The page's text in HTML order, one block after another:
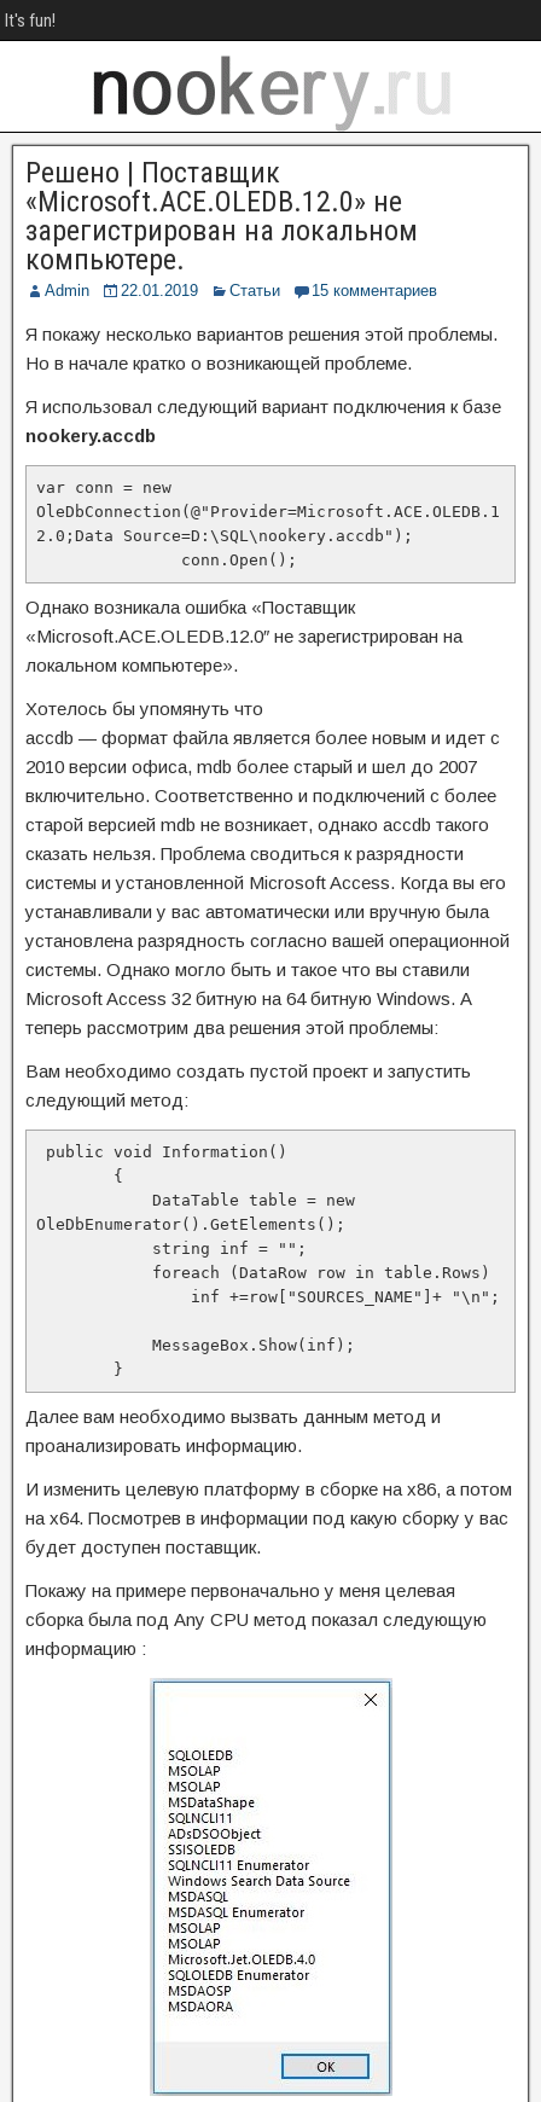
It's fun!
Решено | Поставщик
«Microsoft.ACE.OLEDB.12.0» не
зарегистрирован на локальном
компьютере.
Admin 22.01.2019 Статьи 15 комментариев
Я покажу несколько вариантов решения этой проблемы.
Но в начале кратко о возникающей проблеме.
Я использовал следующий вариант подключения к базе
nookery.accdb
var conn = new
OleDbConnection(@"Provider=Microsoft.ACE.OLEDB.1
2.0;Data Source=D:\SQL\nookery.accdb");
               conn.Open();
Однако возникала ошибка «Поставщик
«Microsoft.ACE.OLEDB.12.0″ не зарегистрирован на
локальном компьютере».
Хотелось бы упомянуть что
accdb — формат файла является более новым и идет с
2010 версии офиса, mdb более старый и шел до 2007
включительно. Соответственно и подключений с более
старой версией mdb не возникает, однако accdb такого
сказать нельзя. Проблема сводиться к разрядности
системы и установленной Microsoft Access. Когда вы его
устанавливали у вас автоматически или вручную была
установлена разрядность согласно вашей операционной
системы. Однако могло быть и такое что вы ставили
Microsoft Access 32 битную на 64 битную Windows. А
теперь рассмотрим два решения этой проблемы:
Вам необходимо создать пустой проект и запустить
следующий метод:
OleDbEnumerator().GetElements();
        }
Далее вам необходимо вызвать данным метод и
проанализировать информацию.
И изменить целевую платформу в сборке на x86, а потом
на x64. Посмотрев в информации под какую сборку у вас
будет доступен поставщик.
Покажу на примере первоначально у меня целевая
сборка была под Any CPU метод показал следующую
информацию :